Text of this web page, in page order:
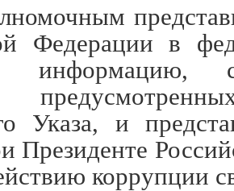
Федерации в
информацию,
Указа, и
Президенте
коррупции